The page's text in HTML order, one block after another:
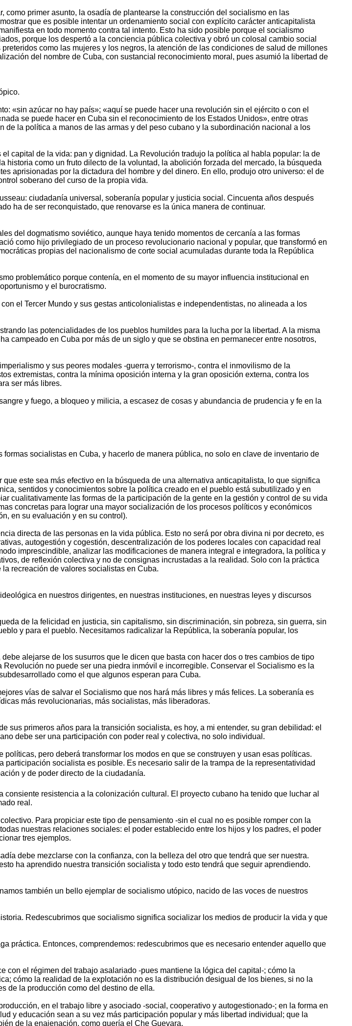
primer asunto, la osadía de plantearse la construcción del socialismo en las
que es posible intentar un ordenamiento social con explícito carácter anticapitalista
en todo momento contra tal intento. Esto ha sido posible porque el socialismo
porque los despertó a la conciencia pública colectiva y obró un colosal cambio social
como las mujeres y los negros, la atención de las condiciones de salud de millones
del nombre de Cuba, con sustancial reconocimiento moral, pues asumió la libertad de
«sin azúcar no hay país»; «aquí se puede hacer una revolución sin el ejército o con el
se puede hacer en Cuba sin el reconocimiento de los Estados Unidos», entre otras
la política a manos de las armas y del peso cubano y la subordinación nacional a los
capital de la vida: pan y dignidad. La Revolución tradujo la política al habla popular: la de
como un fruto dilecto de la voluntad, la abolición forzada del mercado, la búsqueda
aprisionadas por la dictadura del hombre y del dinero. En ello, produjo otro universo: el de
soberano del curso de la propia vida.
ciudadanía universal, soberanía popular y justicia social. Cincuenta años después
ha de ser reconquistado, que renovarse es la única manera de continuar.
del dogmatismo soviético, aunque haya tenido momentos de cercanía a las formas
como hijo privilegiado de un proceso revolucionario nacional y popular, que transformó en
propias del nacionalismo de corte social acumuladas durante toda la República
problemático porque contenía, en el momento de su mayor influencia institucional en
y el burocratismo.
el Tercer Mundo y sus gestas anticolonialistas e independentistas, no alineada a los
las potencialidades de los pueblos humildes para la lucha por la libertad. A la misma
campeado en Cuba por más de un siglo y que se obstina en permanecer entre nosotros,
y sus peores modales -guerra y terrorismo-, contra el inmovilismo de la
extremistas, contra la mínima oposición interna y la gran oposición externa, contra los
ser más libres.
y fuego, a bloqueo y milicia, a escasez de cosas y abundancia de prudencia y fe en la
socialistas en Cuba, y hacerlo de manera pública, no solo en clave de inventario de
este sea más efectivo en la búsqueda de una alternativa anticapitalista, lo que significa
sentidos y conocimientos sobre la política creado en el pueblo está subutilizado y en
cualitativamente las formas de la participación de la gente en la gestión y control de su vida
concretas para lograr una mayor socialización de los procesos políticos y económicos
en su evaluación y en su control).
directa de las personas en la vida pública. Esto no será por obra divina ni por decreto, es
autogestión y cogestión, descentralización de los poderes locales con capacidad real
imprescindible, analizar las modificaciones de manera integral e integradora, la política y
de reflexión colectiva y no de consignas incrustadas a la realidad. Solo con la práctica
recreación de valores socialistas en Cuba.
en nuestros dirigentes, en nuestras instituciones, en nuestras leyes y discursos
de la felicidad en justicia, sin capitalismo, sin discriminación, sin pobreza, sin guerra, sin
y para el pueblo. Necesitamos radicalizar la República, la soberanía popular, los
alejarse de los susurros que le dicen que basta con hacer dos o tres cambios de tipo
no puede ser una piedra inmóvil e incorregible. Conservar el Socialismo es la
como el que algunos esperan para Cuba.
vías de salvar el Socialismo que nos hará más libres y más felices. La soberanía es
más revolucionarias, más socialistas, más liberadoras.
sus primeros años para la transición socialista, es hoy, a mi entender, su gran debilidad: el
debe ser una participación con poder real y colectiva, no solo individual.
pero deberá transformar los modos en que se construyen y usan esas políticas.
socialista es posible. Es necesario salir de la trampa de la representatividad
y de poder directo de la ciudadanía.
resistencia a la colonización cultural. El proyecto cubano ha tenido que luchar al
real.
Para propiciar este tipo de pensamiento -sin el cual no es posible romper con la
nuestras relaciones sociales: el poder establecido entre los hijos y los padres, el poder
tres ejemplos.
debe mezclarse con la confianza, con la belleza del otro que tendrá que ser nuestra.
ha aprendido nuestra transición socialista y todo esto tendrá que seguir aprendiendo.
también un bello ejemplar de socialismo utópico, nacido de las voces de nuestros
Redescubrimos que socialismo significa socializar los medios de producir la vida y que
práctica. Entonces, comprendemos: redescubrimos que es necesario entender aquello que
con el régimen del trabajo asalariado -pues mantiene la lógica del capital-; cómo la
cómo la realidad de la explotación no es la distribución desigual de los bienes, si no la
de la producción como del destino de ella.
en el trabajo libre y asociado -social, cooperativo y autogestionado-; en la forma en
y educación sean a su vez más participación popular y más libertad individual; que la
de la enajenación, como quería el Che Guevara.